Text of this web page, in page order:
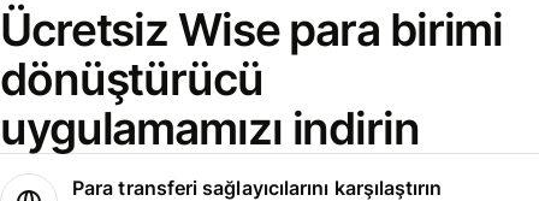
Ücretsiz Wise para birimi
dönüştürücü
uygulamamızı indirin
Para transferi sağlayıcılarını karşılaştırın